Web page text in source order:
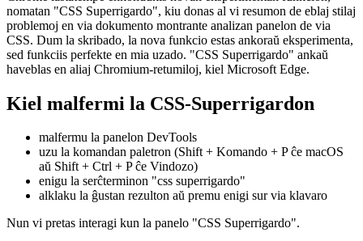
Analizante vian CSS en DevTools
Chrome lastatempe enkondukis novan eksperimentan funkcion,
nomatan "CSS Superrigardo", kiu donas al vi resumon de eblaj stilaj
CSS. Dum la skribado, la nova funkcio estas ankoraŭ eksperimenta,
haveblas en aliaj Chromium-retumiloj, kiel Microsoft Edge.
Kiel malfermi la CSS-Superrigardon
malfermu la panelon DevTools
uzu la komandan paletron (Shift + Komando + P ĉe macOS
aŭ Shift + Ctrl + P ĉe Vindozo)